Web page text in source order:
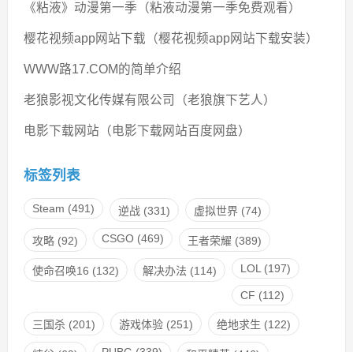
《粘液》动漫第一季（粘液动漫第一季免费观看）
樱花视频app网站下载（樱花视频app网站下载安装）
WWW路17.COM的简单介绍
老狼影视文化传媒有限公司（老狼旗下艺人）
电影下载网站（电影下载网站百度网盘）
标签列表
Steam (491) 逆战(331) 虚拟世界(74)
攻略(92) CSGO(469) 王者荣耀 (389)
使命召唤16 (132) 解决办法 (114) LOL (197)
CF (112)
三国杀(201) 游戏体验(251) 绝地求生 (122)